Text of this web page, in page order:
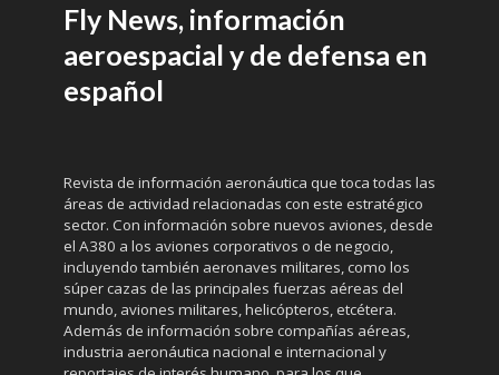
Fly News, información
aeroespacial y de defensa en
español
Revista de información aeronáutica que toca todas las
áreas de actividad relacionadas con este estratégico
sector. Con información sobre nuevos aviones, desde
el A380 a los aviones corporativos o de negocio,
incluyendo también aeronaves militares, como los
súper cazas de las principales fuerzas aéreas del
mundo, aviones militares, helicópteros, etcétera.
Además de información sobre compañías aéreas,
industria aeronáutica nacional e internacional y